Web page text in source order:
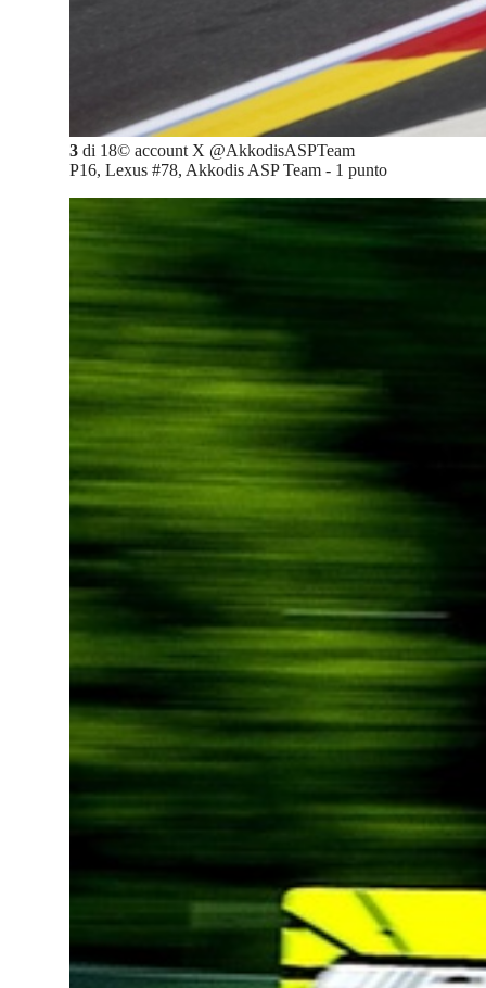
3 di 18© account X @AkkodisASPTeam
P16, Lexus #78, Akkodis ASP Team - 1 punto